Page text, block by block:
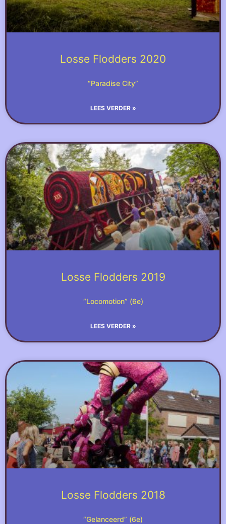
Losse Flodders 2020
“Paradise City”
LEES VERDER »
Losse Flodders 2019
“Locomotion” (6e)
LEES VERDER »
Losse Flodders 2018
“Gelanceerd” (6e)